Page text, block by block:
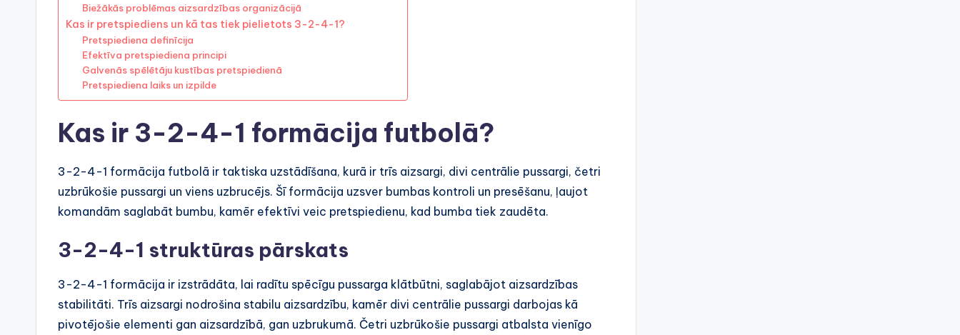
Biežākās problēmas aizsardzības organizācijā
Kas ir pretspiediens un kā tas tiek pielietots 3-2-4-1?
Pretspiediena definīcija
Efektīva pretspiediena principi
Galvenās spēlētāju kustības pretspiedienā
Pretspiediena laiks un izpilde
Kas ir 3-2-4-1 formācija futbolā?
3-2-4-1 formācija futbolā ir taktiska uzstādīšana, kurā ir trīs aizsargi, divi centrālie pussargi, četri
uzbrūkošie pussargi un viens uzbrucējs. Šī formācija uzsver bumbas kontroli un presēšanu, ļaujot
komandām saglabāt bumbu, kamēr efektīvi veic pretspiedienu, kad bumba tiek zaudēta.
3-2-4-1 struktūras pārskats
3-2-4-1 formācija ir izstrādāta, lai radītu spēcīgu pussarga klātbūtni, saglabājot aizsardzības
stabilitāti. Trīs aizsargi nodrošina stabilu aizsardzību, kamēr divi centrālie pussargi darbojas kā
pivotējošie elementi gan aizsardzībā, gan uzbrukumā. Četri uzbrūkošie pussargi atbalsta vienīgo